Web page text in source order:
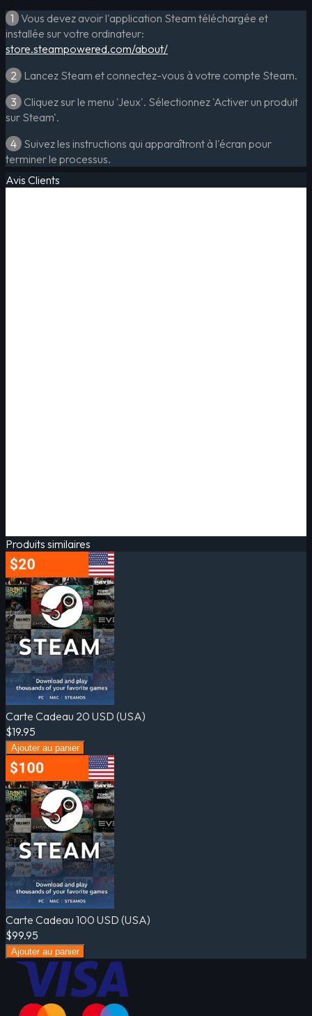
1 Vous devez avoir l'application Steam téléchargée et
installée sur votre ordinateur:
store.steampowered.com/about/
2 Lancez Steam et connectez-vous à votre compte Steam.
3 Cliquez sur le menu 'Jeux'. Sélectionnez 'Activer un produit
sur Steam'.
4 Suivez les instructions qui apparaîtront à l'écran pour
terminer le processus.
Avis Clients
Produits similaires
Carte Cadeau 20 USD (USA)
$19.95
Ajouter au panier
Carte Cadeau 100 USD (USA)
$99.95
Ajouter au panier